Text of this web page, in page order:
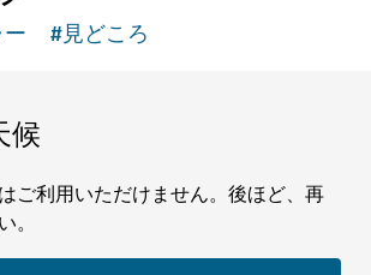
#見どころ
候
ご利用いただけません。後ほど、再